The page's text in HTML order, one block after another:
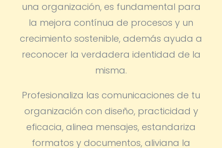
una organización, es fundamental para
la mejora contínua de procesos y un
crecimiento sostenible, además ayuda a
reconocer la verdadera identidad de la
misma.
Profesionaliza las comunicaciones de tu
organización con diseño, practicidad y
eficacia, alinea mensajes, estandariza
formatos y documentos, aliviana la